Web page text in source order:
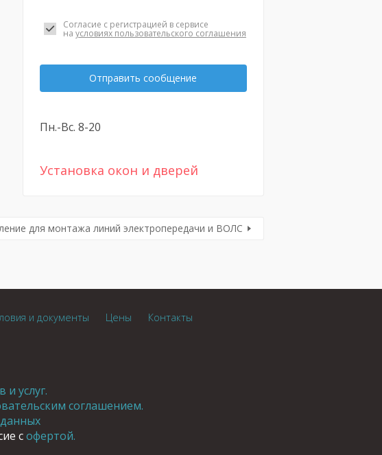
Согласие с регистрацией в сервисе
на условиях пользовательского соглашения
Отправить сообщение
Пн.-Вс. 8-20
Установка окон и дверей
для монтажа линий электропередачи и ВОЛС
и документы Цены Контакты
услуг.
соглашением.
софертой.